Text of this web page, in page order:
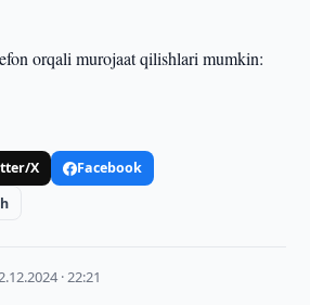
orqali murojaat qilishlari mumkin:
X
Facebook
· 22:21